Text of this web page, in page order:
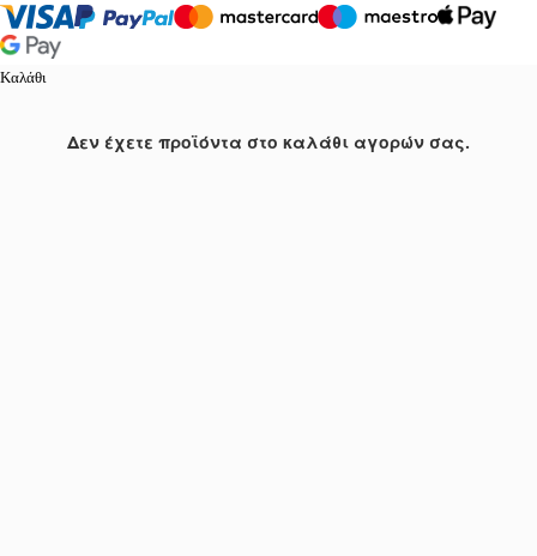
Καλάθι
Δεν έχετε προϊόντα στο καλάθι αγορών σας.